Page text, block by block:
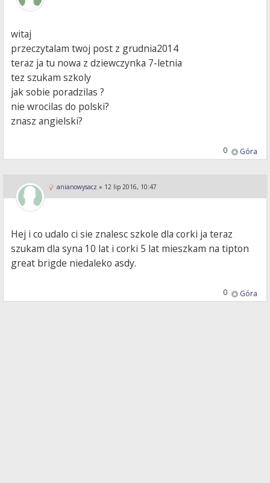
witaj
przeczytalam twoj post z grudnia2014
teraz ja tu nowa z dziewczynka 7-letnia
tez szukam szkoly
jak sobie poradzilas ?
nie wrocilas do polski?
znasz angielski?
Góra
0
anianowysacz » 12 lip 2016, 10:47
Hej i co udalo ci sie znalesc szkole dla corki ja teraz
szukam dla syna 10 lat i corki 5 lat mieszkam na tipton
great brigde niedaleko asdy.
Góra
0